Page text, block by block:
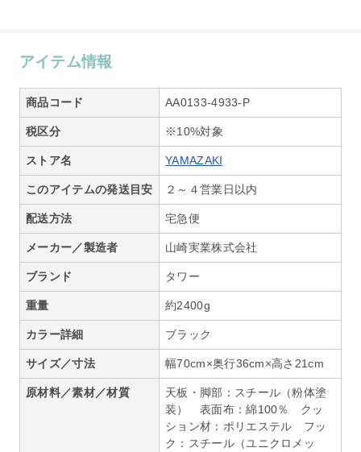
アイテム情報
商品コード AA0133-4933-P
税区分 ※10%対象
ストア名 YAMAZAKI
このアイテムの発送目安 ２～４営業日以内
配送方法 宅急便
メーカー／製造者 山崎実業株式会社
ブランド タワー
重量 約2400g
カラー詳細 ブラック
サイズ／寸法 幅70cm×奥行36cm×高さ21cm
原材料／素材／材質
天板・脚部：スチール（粉体塗
装） 表面布：綿100％ クッ
ション材：ポリエステル フッ
ク：スチール（ユニクロメッ